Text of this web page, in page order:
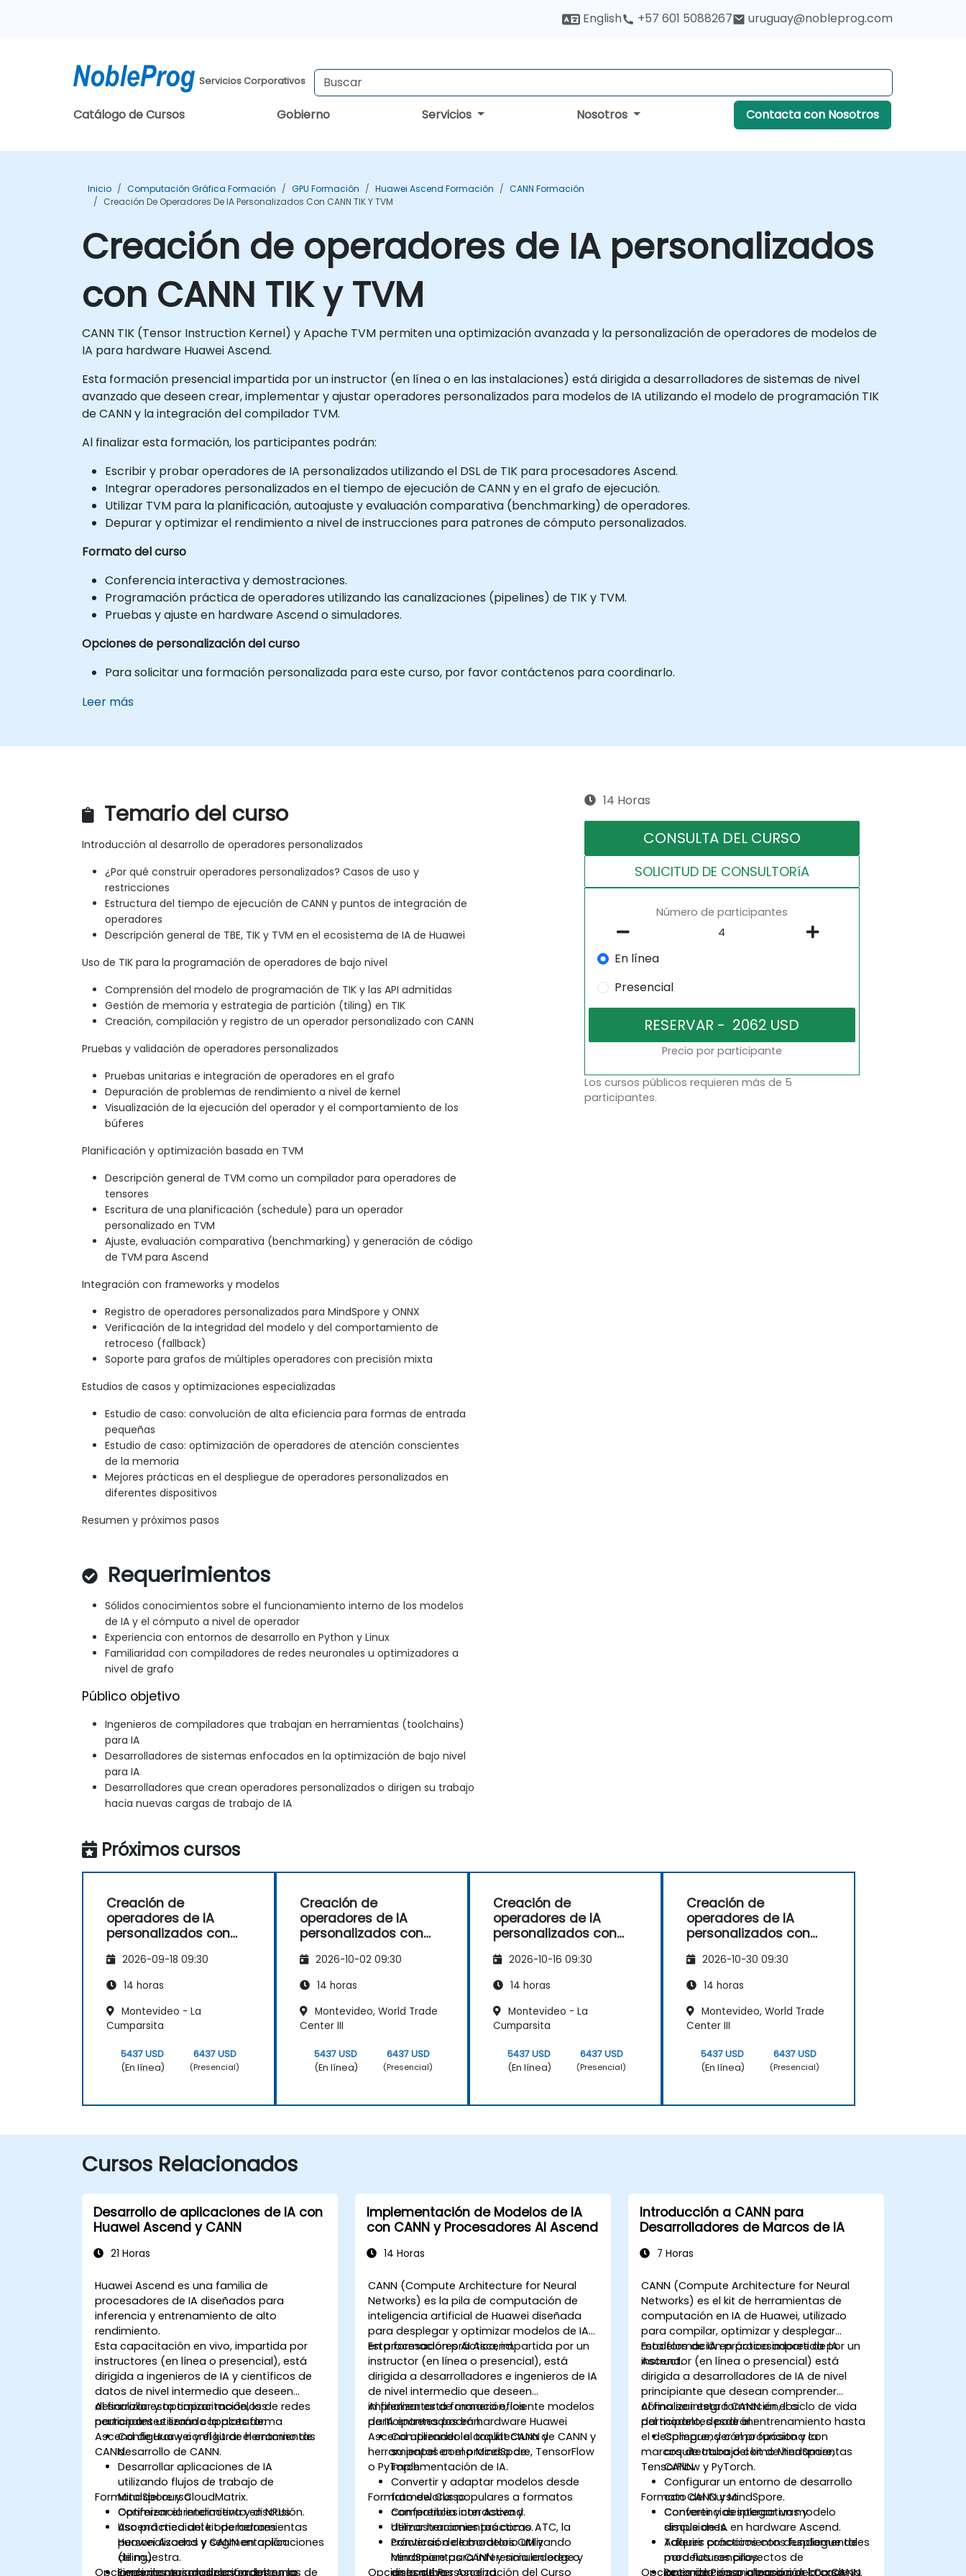
English +57 601 5088267 uruguay@nobleprog.com
Servicios Corporativos
Catálogo de Cursos Gobierno Servicios Nosotros Contacta con Nosotros
Inicio Computación Gráfica Formación GPU Formación Huawei Ascend Formación
CANN Formación
Creación De Operadores De IA Personalizados Con CANN TIK Y TVM
Creación de operadores de IA personalizados
con CANN TIK y TVM
CANN TIK (Tensor Instruction Kernel) y Apache TVM permiten una optimización avanzada y la personalización de operadores de modelos de
IA para hardware Huawei Ascend.
Esta formación presencial impartida por un instructor (en línea o en las instalaciones) está dirigida a desarrolladores de sistemas de nivel
avanzado que deseen crear, implementar y ajustar operadores personalizados para modelos de IA utilizando el modelo de programación TIK
de CANN y la integración del compilador TVM.
Al finalizar esta formación, los participantes podrán:
Escribir y probar operadores de IA personalizados utilizando el DSL de TIK para procesadores Ascend.
Integrar operadores personalizados en el tiempo de ejecución de CANN y en el grafo de ejecución.
Utilizar TVM para la planificación, autoajuste y evaluación comparativa (benchmarking) de operadores.
Depurar y optimizar el rendimiento a nivel de instrucciones para patrones de cómputo personalizados.
Formato del curso
Conferencia interactiva y demostraciones.
Programación práctica de operadores utilizando las canalizaciones (pipelines) de TIK y TVM.
Pruebas y ajuste en hardware Ascend o simuladores.
Opciones de personalización del curso
Para solicitar una formación personalizada para este curso, por favor contáctenos para coordinarlo.
Leer más
Temario del curso
Introducción al desarrollo de operadores personalizados
¿Por qué construir operadores personalizados? Casos de uso y
restricciones
Estructura del tiempo de ejecución de CANN y puntos de integración de
operadores
Descripción general de TBE, TIK y TVM en el ecosistema de IA de Huawei
Uso de TIK para la programación de operadores de bajo nivel
Comprensión del modelo de programación de TIK y las API admitidas
Gestión de memoria y estrategia de partición (tiling) en TIK
Creación, compilación y registro de un operador personalizado con CANN
Pruebas y validación de operadores personalizados
Pruebas unitarias e integración de operadores en el grafo
Depuración de problemas de rendimiento a nivel de kernel
Visualización de la ejecución del operador y el comportamiento de los
búferes
Planificación y optimización basada en TVM
Descripción general de TVM como un compilador para operadores de
tensores
Escritura de una planificación (schedule) para un operador
personalizado en TVM
Ajuste, evaluación comparativa (benchmarking) y generación de código
de TVM para Ascend
Integración con frameworks y modelos
Registro de operadores personalizados para MindSpore y ONNX
Verificación de la integridad del modelo y del comportamiento de
retroceso (fallback)
Soporte para grafos de múltiples operadores con precisión mixta
Estudios de casos y optimizaciones especializadas
Estudio de caso: convolución de alta eficiencia para formas de entrada
pequeñas
Estudio de caso: optimización de operadores de atención conscientes
de la memoria
Mejores prácticas en el despliegue de operadores personalizados en
diferentes dispositivos
Resumen y próximos pasos
Requerimientos
Sólidos conocimientos sobre el funcionamiento interno de los modelos
de IA y el cómputo a nivel de operador
Experiencia con entornos de desarrollo en Python y Linux
Familiaridad con compiladores de redes neuronales u optimizadores a
nivel de grafo
Público objetivo
Ingenieros de compiladores que trabajan en herramientas (toolchains)
para IA
Desarrolladores de sistemas enfocados en la optimización de bajo nivel
para IA
Desarrolladores que crean operadores personalizados o dirigen su trabajo
hacia nuevas cargas de trabajo de IA
14 Horas
CONSULTA DEL CURSO
SOLICITUD DE CONSULTORíA
Número de participantes
En línea
Presencial
Precio por participante
Los cursos públicos requieren más de 5
participantes.
Próximos cursos
Creación de
operadores de IA
personalizados con
2026-09-18 09:30
14 horas
Montevideo - La
Cumparsita
5437 USD
(En línea)
6437 USD
(Presencial)
Creación de
operadores de IA
personalizados con
2026-10-02 09:30
14 horas
Montevideo, World Trade
Center III
5437 USD
(En línea)
6437 USD
(Presencial)
Creación de
operadores de IA
personalizados con
2026-10-16 09:30
14 horas
Montevideo - La
Cumparsita
5437 USD
(En línea)
6437 USD
(Presencial)
Creación de
operadores de IA
personalizados con
2026-10-30 09:30
14 horas
Montevideo, World Trade
Center III
5437 USD
(En línea)
6437 USD
(Presencial)
Cursos Relacionados
Desarrollo de aplicaciones de IA con
Huawei Ascend y CANN
21 Horas
Huawei Ascend es una familia de
procesadores de IA diseñados para
inferencia y entrenamiento de alto
rendimiento.
Esta capacitación en vivo, impartida por
instructores (en línea o presencial), está
dirigida a ingenieros de IA y científicos de
datos de nivel intermedio que deseen
desarrollar y optimizar modelos de redes
neuronales utilizando la plataforma
Ascend de Huawei y el kit de herramientas
CANN.
Al finalizar esta capacitación, los
participantes serán capaces de:
Configurar y configurar el entorno de
desarrollo de CANN.
Desarrollar aplicaciones de IA
utilizando flujos de trabajo de
MindSpore y CloudMatrix.
Optimizar el rendimiento en NPUs
Ascend mediante operadores
personalizados y segmentación
(tiling).
Implementar modelos en entornos de
Formato del curso
Conferencia interactiva y discusión.
Uso práctico del kit de herramientas
Huawei Ascend y CANN en aplicaciones
de muestra.
Ejercicios guiados centrados en la
Opciones de personalización del curso
Implementación de Modelos de IA
con CANN y Procesadores AI Ascend
14 Horas
CANN (Compute Architecture for Neural
Networks) es la pila de computación de
inteligencia artificial de Huawei diseñada
para desplegar y optimizar modelos de IA
en procesadores AI Ascend.
Esta formación práctica, impartida por un
instructor (en línea o presencial), está
dirigida a desarrolladores e ingenieros de IA
de nivel intermedio que deseen
implementar de manera eficiente modelos
de IA entrenados en hardware Huawei
Ascend utilizando el toolkit CANN y
herramientas como MindSpore, TensorFlow
o PyTorch.
Al finalizar esta formación, los
participantes podrán:
Comprender la arquitectura de CANN y
su papel en el proceso de
implementación de IA.
Convertir y adaptar modelos desde
frameworks populares a formatos
compatibles con Ascend.
Utilizar herramientas como ATC, la
conversión de modelos OM y
MindSpore para inferencia en edge y
en la nube.
Formato del Curso
Conferencia interactiva y
demostraciones prácticas.
Prácticas de laboratorio utilizando
herramientas CANN y simuladores o
dispositivos Ascend.
Opciones de Personalización del Curso
Introducción a CANN para
Desarrolladores de Marcos de IA
7 Horas
CANN (Compute Architecture for Neural
Networks) es el kit de herramientas de
computación en IA de Huawei, utilizado
para compilar, optimizar y desplegar
modelos de IA en procesadores de IA
Ascend.
Esta formación práctica impartida por un
instructor (en línea o presencial) está
dirigida a desarrolladores de IA de nivel
principiante que desean comprender
cómo se integra CANN en el ciclo de vida
del modelo, desde el entrenamiento hasta
el despliegue, y cómo funciona con
marcos de trabajo como MindSpore,
TensorFlow y PyTorch.
Al finalizar esta formación, los
participantes podrán:
Comprender el propósito y la
arquitectura del kit de herramientas
CANN.
Configurar un entorno de desarrollo
con CANN y MindSpore.
Convertir y desplegar un modelo
simple de IA en hardware Ascend.
Adquirir conocimientos fundamentales
para futuros proyectos de
optimización o integración con CANN.
Formato del Curso
Conferencias interactivas y
discusiones.
Talleres prácticos con despliegue de
modelos sencillos.
Recorrido paso a paso por la cadena
Opciones de Personalización del Curso